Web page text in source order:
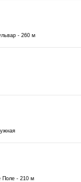
- 260 м
Поле - 210 м